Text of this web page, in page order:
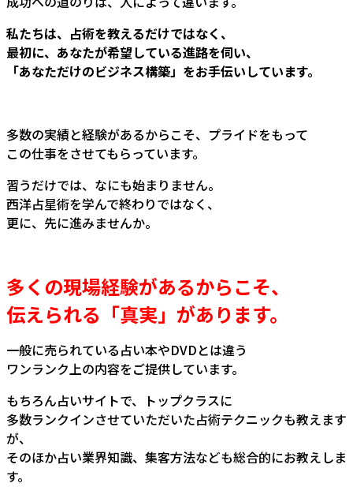
私たちは、占術を教えるだけではなく、
最初に、あなたが希望している進路を伺い、
「あなただけのビジネス構築」をお手伝いしています。
多数の実績と経験があるからこそ、プライドをもって
この仕事をさせてもらっています。
習うだけでは、なにも始まりません。
西洋占星術を学んで終わりではなく、
更に、先に進みませんか。
多くの現場経験があるからこそ、
伝えられる「真実」があります。
一般に売られている占い本やDVDとは違う
ワンランク上の内容をご提供しています。
もちろん占いサイトで、トップクラスに
多数ランクインさせていただいた占術テクニックも教えます
が、
そのほか占い業界知識、集客方法なども総合的にお教えしま
す。